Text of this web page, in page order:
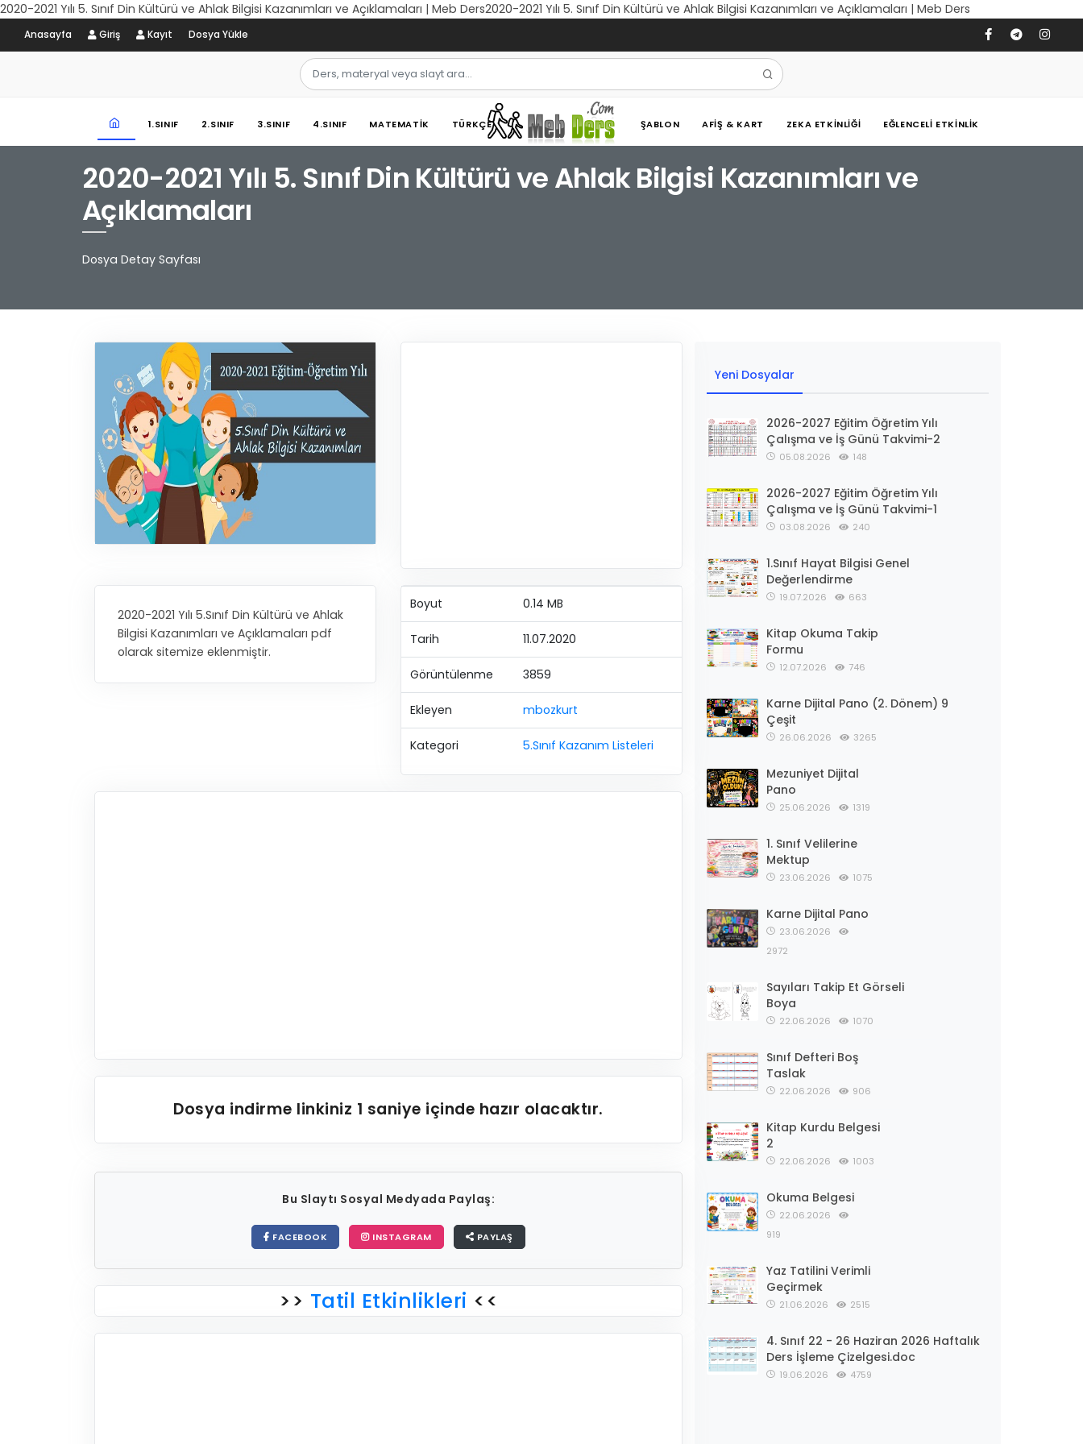
2020-2021 Yılı 5. Sınıf Din Kültürü ve Ahlak Bilgisi Kazanımları ve Açıklamaları | Meb Ders2020-2021 Yılı 5. Sınıf Din Kültürü ve Ahlak Bilgisi Kazanımları ve Açıklamaları | Meb Ders
Anasayfa Giriş Kayıt Dosya Yükle
1.SINIF 2.SINIF 3.SINIF 4.SINIF MATEMATIK TÜRKÇE ŞABLON AFIŞ & KART ZEKA ETKINLIĞI EĞLENCELI ETKINLIK
2020-2021 Yılı 5. Sınıf Din Kültürü ve Ahlak Bilgisi Kazanımları ve
Açıklamaları
Dosya Detay Sayfası
2020-2021 Yılı 5.Sınıf Din Kültürü ve Ahlak
Bilgisi Kazanımları ve Açıklamaları pdf
olarak sitemize eklenmiştir.
Boyut 0.14 MB
Tarih 11.07.2020
Görüntülenme 3859
Ekleyen mbozkurt
Kategori 5.Sınıf Kazanım Listeleri
Dosya indirme linkiniz 1 saniye içinde hazır olacaktır.
Bu Slaytı Sosyal Medyada Paylaş:
FACEBOOK INSTAGRAM PAYLAŞ
>> Tatil Etkinlikleri <<
Yeni Dosyalar
2026-2027 Eğitim Öğretim Yılı
Çalışma ve İş Günü Takvimi-2
05.08.2026 148
2026-2027 Eğitim Öğretim Yılı
Çalışma ve İş Günü Takvimi-1
03.08.2026 240
1.Sınıf Hayat Bilgisi Genel
Değerlendirme
19.07.2026 663
Kitap Okuma Takip
Formu
12.07.2026 746
Karne Dijital Pano (2. Dönem) 9
Çeşit
26.06.2026 3265
Mezuniyet Dijital
Pano
25.06.2026 1319
1. Sınıf Velilerine
Mektup
23.06.2026 1075
Karne Dijital Pano
23.06.2026
2972
Sayıları Takip Et Görseli
Boya
22.06.2026 1070
Sınıf Defteri Boş
Taslak
22.06.2026 906
Kitap Kurdu Belgesi
2
22.06.2026 1003
Okuma Belgesi
22.06.2026
919
Yaz Tatilini Verimli
Geçirmek
21.06.2026 2515
4. Sınıf 22 - 26 Haziran 2026 Haftalık
Ders İşleme Çizelgesi.doc
19.06.2026 4759